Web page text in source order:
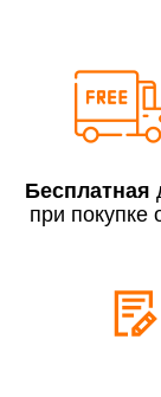
Свыше 300 000
Сборка по
До 300 000 руб.
Бесплатная
при покупке